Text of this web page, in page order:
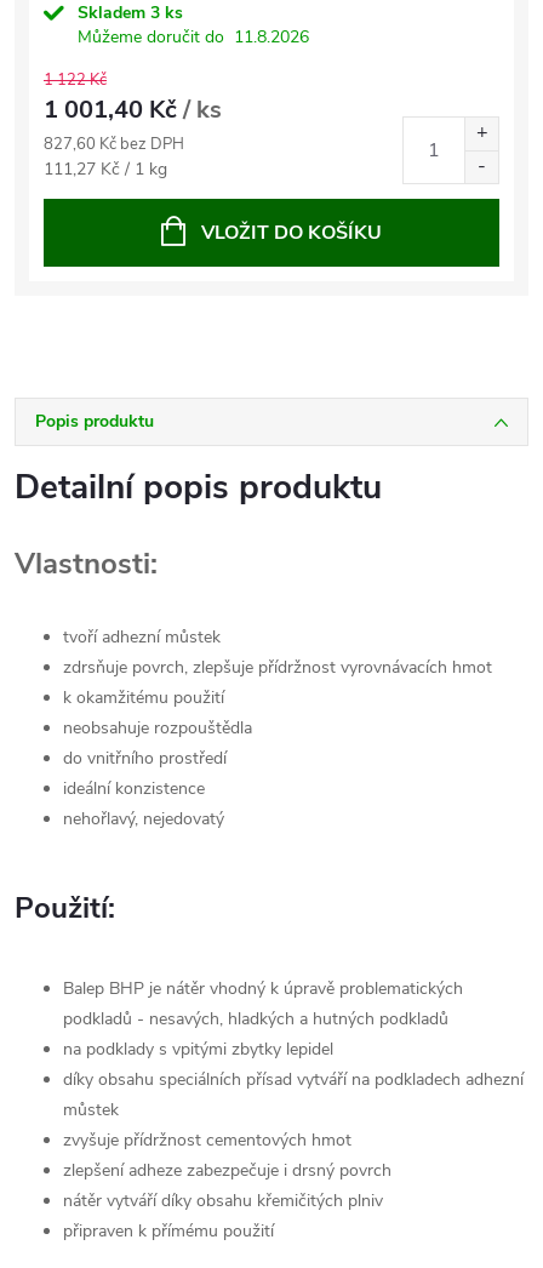
Skladem 3 ks
Můžeme doručit do 11.8.2026
1 122 Kč
1 001,40 Kč/ ks
827,60 Kč bez DPH
Měrná
cena:
111,27 Kč / 1 kg
VLOŽIT DO KOŠÍKU
Popis produktu
Detailní popis produktu
Vlastnosti:
tvoří adhezní můstek
zdrsňuje povrch, zlepšuje přídržnost vyrovnávacích hmot
k okamžitému použití
neobsahuje rozpouštědla
do vnitřního prostředí
ideální konzistence
nehořlavý, nejedovatý
Použití:
Balep BHP je nátěr vhodný k úpravě problematických
podkladů - nesavých, hladkých a hutných podkladů
na podklady s vpitými zbytky lepidel
díky obsahu speciálních přísad vytváří na podkladech adhezní
můstek
zvyšuje přídržnost cementových hmot
zlepšení adheze zabezpečuje i drsný povrch
nátěr vytváří díky obsahu křemičitých plniv
připraven k přímému použití